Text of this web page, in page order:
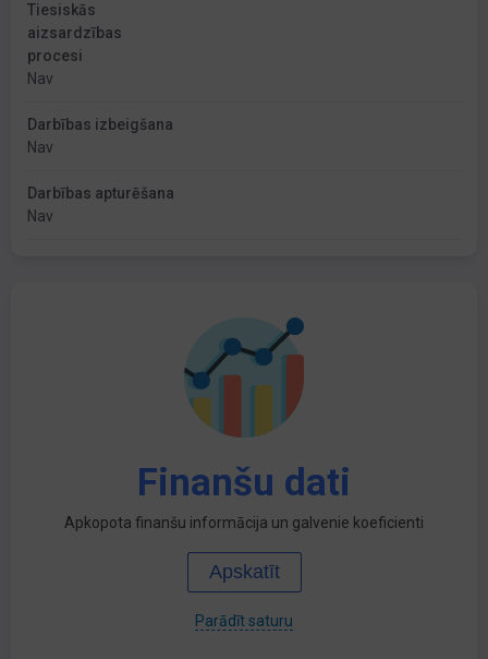
Tiesiskās
aizsardzības
procesi
Nav
Darbības izbeigšana
Nav
Darbības apturēšana
Nav
Finanšu dati
Apkopota finanšu informācija un galvenie koeficienti
Apskatīt
Parādīt saturu